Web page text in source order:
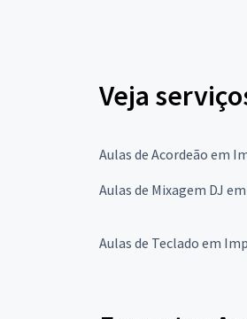
Veja
Aulas de Acordeão em
Aulas de Mixagem DJ
Aulas de Teclado em